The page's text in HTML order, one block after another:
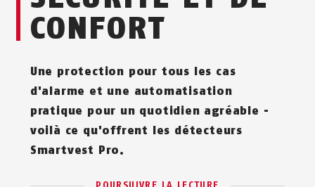
CONFORT
Une protection pour tous les cas
d'alarme et une automatisation
pratique pour un quotidien agréable -
voilà ce qu'offrent les détecteurs
Smartvest Pro.